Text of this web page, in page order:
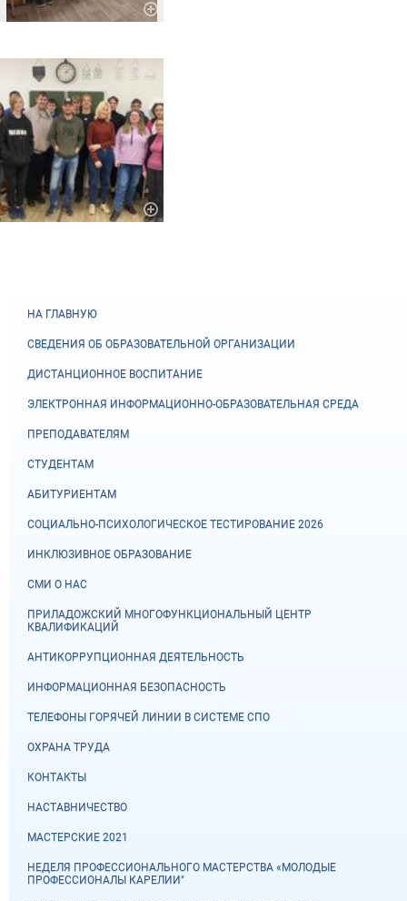
НА ГЛАВНУЮ
СВЕДЕНИЯ ОБ ОБРАЗОВАТЕЛЬНОЙ ОРГАНИЗАЦИИ
ДИСТАНЦИОННОЕ ВОСПИТАНИЕ
ЭЛЕКТРОННАЯ ИНФОРМАЦИОННО-ОБРАЗОВАТЕЛЬНАЯ СРЕДА
ПРЕПОДАВАТЕЛЯМ
СТУДЕНТАМ
АБИТУРИЕНТАМ
СОЦИАЛЬНО-ПСИХОЛОГИЧЕСКОЕ ТЕСТИРОВАНИЕ 2026
ИНКЛЮЗИВНОЕ ОБРАЗОВАНИЕ
СМИ О НАС
ПРИЛАДОЖСКИЙ МНОГОФУНКЦИОНАЛЬНЫЙ ЦЕНТР
КВАЛИФИКАЦИЙ
АНТИКОРРУПЦИОННАЯ ДЕЯТЕЛЬНОСТЬ
ИНФОРМАЦИОННАЯ БЕЗОПАСНОСТЬ
ТЕЛЕФОНЫ ГОРЯЧЕЙ ЛИНИИ В СИСТЕМЕ СПО
ОХРАНА ТРУДА
КОНТАКТЫ
НАСТАВНИЧЕСТВО
МАСТЕРСКИЕ 2021
НЕДЕЛЯ ПРОФЕССИОНАЛЬНОГО МАСТЕРСТВА «МОЛОДЫЕ
ПРОФЕССИОНАЛЫ КАРЕЛИИ"